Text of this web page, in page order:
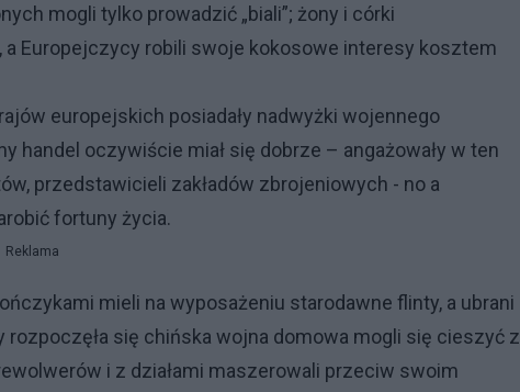
mogli tylko prowadzić „biali”; żony i córki
a Europejczycy robili swoje kokosowe interesy kosztem
europejskich posiadały nadwyżki wojennego
handel oczywiście miał się dobrze – angażowały w ten
przedstawicieli zakładów zbrojeniowych - no a
fortuny życia.
Reklama
mieli na wyposażeniu starodawne flinty, a ubrani
rozpoczęła się chińska wojna domowa mogli się cieszyć z
i z działami maszerowali przeciw swoim